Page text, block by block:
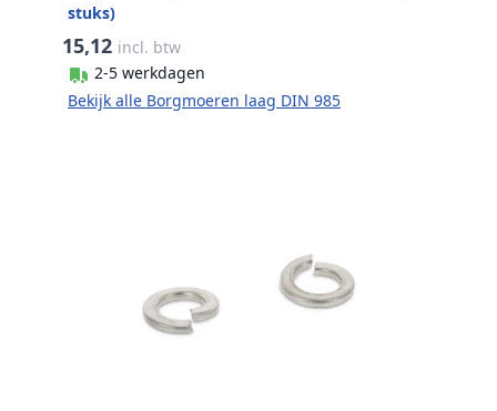
stuks)
15,12 incl. btw
2-5 werkdagen
Bekijk alle Borgmoeren laag DIN 985